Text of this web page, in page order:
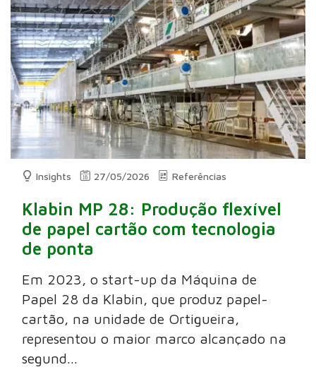
Insights 27/05/2026 Referências
Klabin MP 28: Produção flexível
de papel cartão com tecnologia
de ponta
Em 2023, o start-up da Máquina de
Papel 28 da Klabin, que produz papel-
cartão, na unidade de Ortigueira,
representou o maior marco alcançado na
segund...